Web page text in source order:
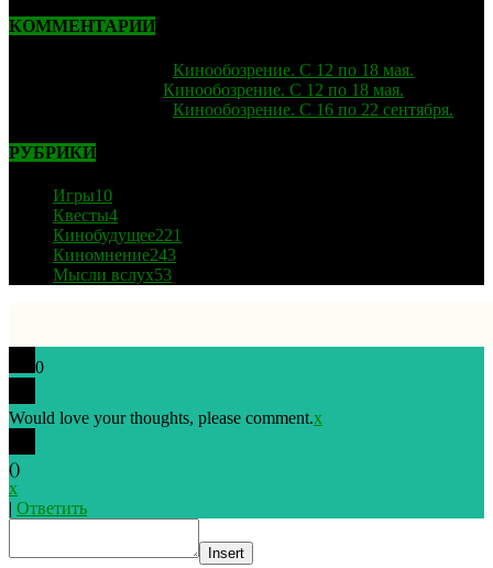
КОММЕНТАРИИ
Кинообозрение. С 12 по 18 мая.
Кинообозрение. С 12 по 18 мая.
Кинообозрение. С 16 по 22 сентября.
РУБРИКИ
Игры10
Квесты4
Кинобудущее221
Киномнение243
Мысли вслух53
0
Would love your thoughts, please comment.x
()
x
| Ответить
Insert